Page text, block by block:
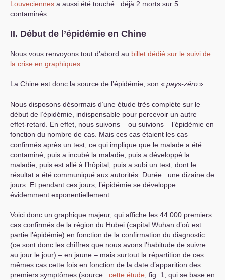
Louveciennes a aussi été touché : déjà 2 morts sur 5
contaminés…
II. Début de l’épidémie en Chine
Nous vous renvoyons tout d’abord au billet dédié sur le suivi de
la crise en graphiques.
La Chine est donc la source de l’épidémie, son « pays-zéro».
Nous disposons désormais d’une étude très complète sur le
début de l’épidémie, indispensable pour percevoir un autre
effet-retard. En effet, nous suivons – ou suivions – l’épidémie en
fonction du nombre de cas. Mais ces cas étaient les cas
confirmés après un test, ce qui implique que le malade a été
contaminé, puis a incubé la maladie, puis a développé la
maladie, puis est allé à l’hôpital, puis a subi un test, dont le
résultat a été communiqué aux autorités. Durée : une dizaine de
jours. Et pendant ces jours, l’épidémie se développe
évidemment exponentiellement.
Voici donc un graphique majeur, qui affiche les 44.000 premiers
cas confirmés de la région du Hubei (capital Wuhan d’où est
partie l’épidémie) en fonction de la confirmation du diagnostic
(ce sont donc les chiffres que nous avons l’habitude de suivre
au jour le jour) – en jaune – mais surtout la répartition de ces
mêmes cas cette fois en fonction de la date d’apparition des
premiers symptômes (source : cette étude, fig. 1, qui se base en